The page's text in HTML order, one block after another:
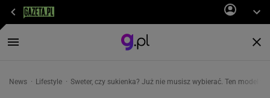
News Lifestyle Sweter, czy sukienka? Już nie musisz wybierać. Ten model